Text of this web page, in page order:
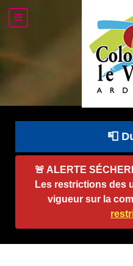
📮
🚨 ALERTE
Les restrictions des
vigueur sur la